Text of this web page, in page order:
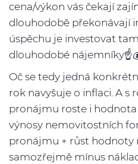
cena/výkon vás čekají
dlouhodobě překonávají
úspěchu je investovat
dlouhodobé
Oč se tedy jedná
rok navyšuje o inflaci. A s
pronájmu roste i
výnosy nemovitostních
pronájmu + růst hodnoty
samozřejmě mínus